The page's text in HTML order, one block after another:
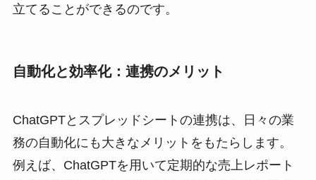
立てることができるのです。
自動化と効率化：連携のメリット
ChatGPTとスプレッドシートの連携は、日々の業
務の自動化にも大きなメリットをもたらします。
例えば、ChatGPTを用いて定期的な売上レポート